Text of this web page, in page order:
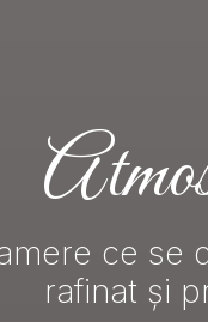
ce se
rafinat și
savoarea